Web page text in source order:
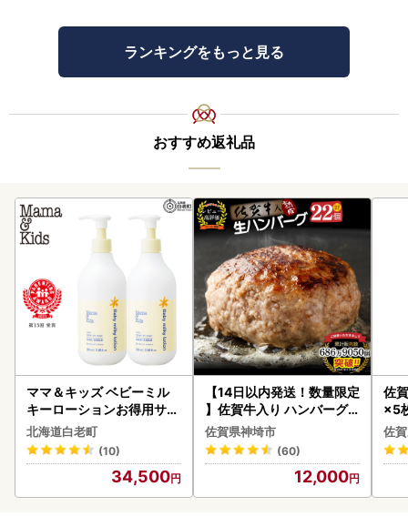
ランキングをもっと見る
おすすめ返礼品
ママ＆キッズ ベビーミル
キーローションお得用サイ
ズ 380ml 2本セット CH21
0
北海道白老町
(10)
34,500
【14日以内発送！数量限定
】佐賀牛入り ハンバーグ 2
2個 2.6kg(120g×22個)(H
083106)
佐賀県神埼市
(60)
12,000
佐
×5
佐